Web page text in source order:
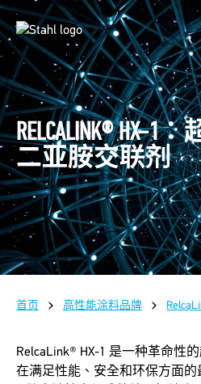
RELCALINK® HX-
二亚胺交联剂
首页 高性能涂料品牌
RelcaLink® HX-1 是一种革命性
在满足性能、安全和环保方面的